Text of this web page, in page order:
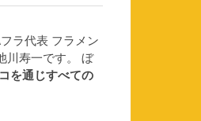
ラ代表 フラメン
川寿一です。 ぼ
を通じすべての